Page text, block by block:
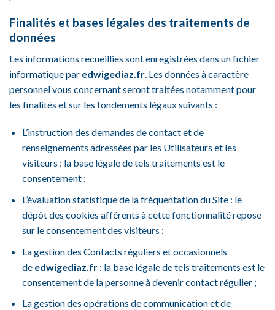
Finalités et bases légales des traitements de
données
Les informations recueillies sont enregistrées dans un fichier
informatique par edwigediaz.fr . Les données à caractère
personnel vous concernant seront traitées notamment pour
les finalités et sur les fondements légaux suivants :
L’instruction des demandes de contact et de
renseignements adressées par les Utilisateurs et les
visiteurs : la base légale de tels traitements est le
consentement ;
L’évaluation statistique de la fréquentation du Site : le
dépôt des cookies afférents à cette fonctionnalité repose
sur le consentement des visiteurs ;
La gestion des Contacts réguliers et occasionnels
de edwigediaz.fr: la base légale de tels traitements est le
consentement de la personne à devenir contact régulier ;
La gestion des opérations de communication et de